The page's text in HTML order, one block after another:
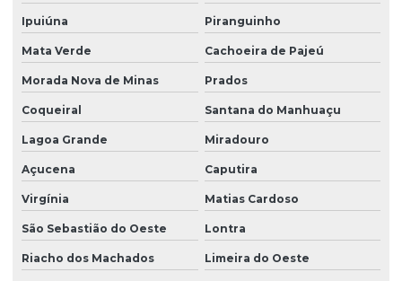
Ipuiúna Piranguinho
Mata Verde Cachoeira de Pajeú
Morada Nova de Minas Prados
Coqueiral Santana do Manhuaçu
Lagoa Grande Miradouro
Açucena Caputira
Virgínia Matias Cardoso
São Sebastião do Oeste Lontra
Riacho dos Machados Limeira do Oeste